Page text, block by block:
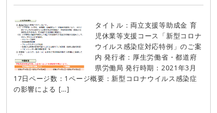
タイトル：両立支援等助成金 育
児休業等支援コース「新型コロナ
ウイルス感染症対応特例」のご案
内 発行者：厚生労働省・都道府
県労働局 発行時期：2021年3月
17日ページ数：1ページ概要：新型コロナウイルス感染症
の影響による […]